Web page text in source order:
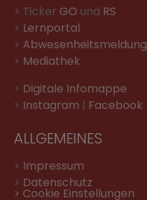
> Ticker GO und RS
> Lernportal
> Abwesenheitsmeldung
> Mediathek
> Digitale Infomappe
> Instagram | Facebook
ALLGEMEINES
> Impressum
> Datenschutz
> Cookie Einstellungen